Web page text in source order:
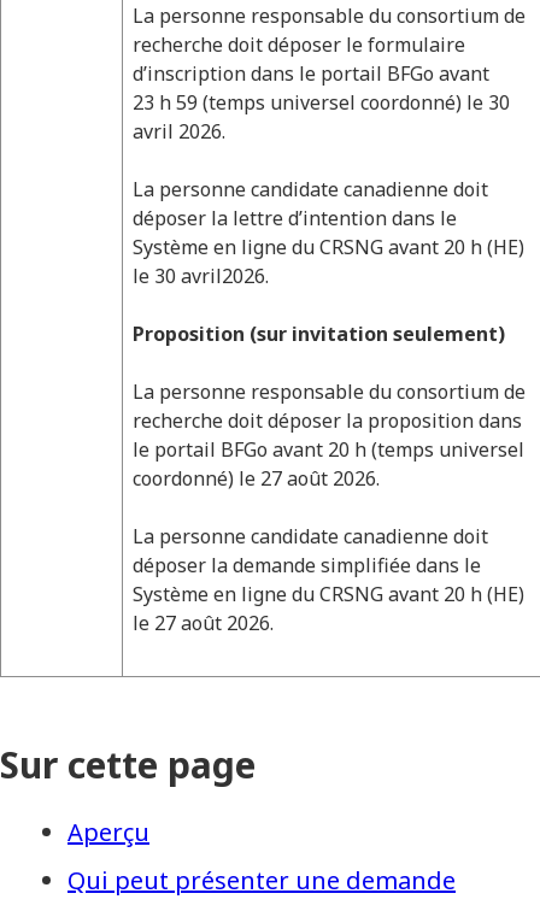
universitaires
canadiens
La personne responsable du consortium de
recherche doit déposer le formulaire
d’inscription dans le portail BFGo avant
23 h 59 (temps universel coordonné) le 30
avril 2026.
La personne candidate canadienne doit
déposer la lettre d’intention dans le
Système en ligne du CRSNG avant 20 h (HE)
le 30 avril2026.
Proposition (sur invitation seulement)
La personne responsable du consortium de
recherche doit déposer la proposition dans
le portail BFGo avant 20 h (temps universel
coordonné) le 27 août 2026.
La personne candidate canadienne doit
déposer la demande simplifiée dans le
Système en ligne du CRSNG avant 20 h (HE)
le 27 août 2026.
Sur cette page
Aperçu
Qui peut présenter une demande